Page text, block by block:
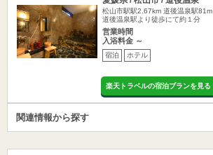
松山市駅駅2.67km 道後温泉駅81m
道後温泉駅より徒歩にて約１分
営業時間
入浴料金 ～
宿泊 ホテル
楽天トラベルの宿泊プランを見る
関連情報から探す